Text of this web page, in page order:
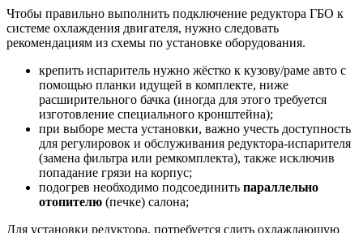
Чтобы правильно выполнить подключение редуктора ГБО к
системе охлаждения двигателя, нужно следовать
рекомендациям из схемы по установке оборудования.
крепить испаритель нужно жёстко к кузову/раме авто с
помощью планки идущей в комплекте, ниже
расширительного бачка (иногда для этого требуется
изготовление специального кронштейна);
при выборе места установки, важно учесть доступность
для регулировок и обслуживания редуктора-испарителя
(замена фильтра или ремкомплекта), также исключив
попадание грязи на корпус;
подогрев необходимо подсоединить параллельно
отопителю (печке) салона;
Для установки редуктора, потребуется слить охлаждающую